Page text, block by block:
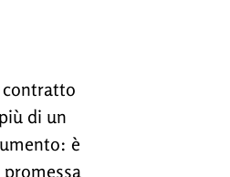
contratto
di un
è
promessa